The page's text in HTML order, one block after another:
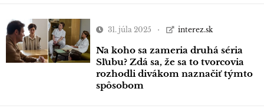
31. júla 2025 interez.sk
Na koho sa zameria druhá séria
Sľubu? Zdá sa, že sa to tvorcovia
rozhodli divákom naznačiť týmto
spôsobom